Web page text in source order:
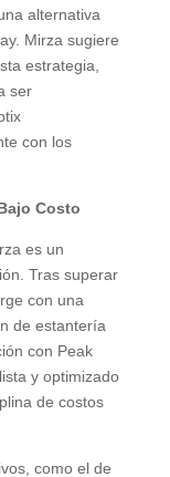
alternativa
Mirza sugiere
estrategia,
ser
con los
Costo
es un
Tras superar
con una
de estantería
con Peak
y optimizado
de costos
como el de